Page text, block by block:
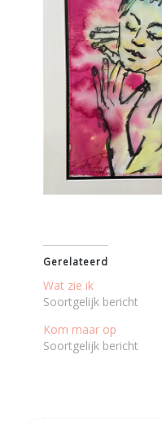
Gerelateerd
Wat zie ik
Soortgelijk bericht
Kom maar op
Soortgelijk bericht